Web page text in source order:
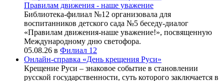
Правилам движения - наше уважение
Библиотека-филиал №12 организовала для
воспитанников детского сада №5 беседу-диалог
«Правилам движения-наше уважение!», посвященную
Международному дню светофора.
05.08.26 в Филиал 12
Онлайн-справка «День крещения Руси»
Крещение Руси – знаковое событие в становлении
русской государственности, суть которого заключается в